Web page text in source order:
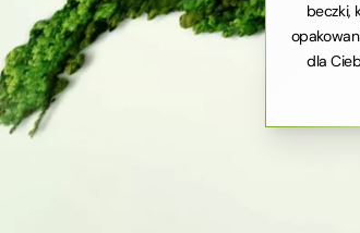
beczki,
dla